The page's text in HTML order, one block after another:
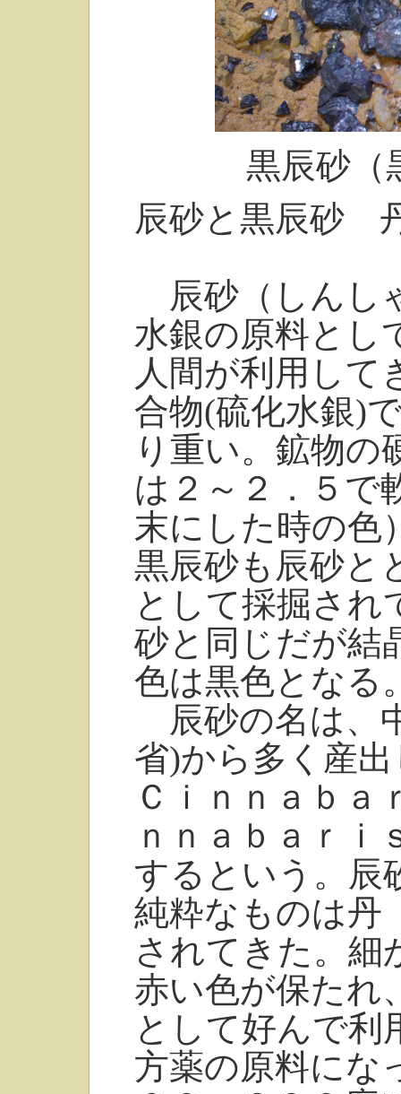
黒辰砂（
辰砂と黒辰砂
辰砂（しんし
水銀の原料とし
人間が利用して
合物(硫化水銀)
り重い。鉱物の
は２～２．５で
末にした時の色
黒辰砂も辰砂と
として採掘され
砂と同じだが結
色は黒色となる
辰砂の名は、
省)から多く産
Ｃｉｎｎａｂａ
ｎｎａｂａｒｉ
するという。辰
純粋なものは丹
されてきた。細
赤い色が保たれ
として好んで利
方薬の原料にな